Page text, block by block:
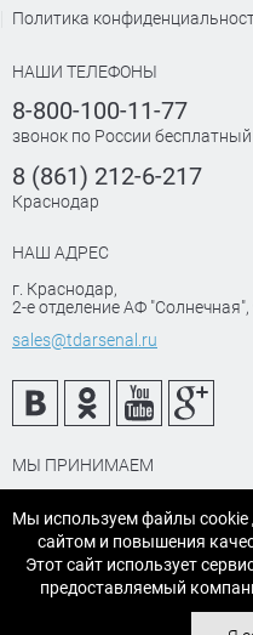
Политика
НАШИ ТЕЛЕФОНЫ
8-800-100-11-77
звонок по России бесплатный
8 (861) 212-6-217
Краснодар
НАШ АДРЕС
г. Краснодар,
2-е отделение АФ
sales@tdarsenal.ru
МЫ ПРИНИМАЕМ
© 2007-2026 «АРСЕНАЛТРЕЙДИНГ
Мы используем файлы cookie
сайтом и повышения
Этот сайт использует
предоставляемый